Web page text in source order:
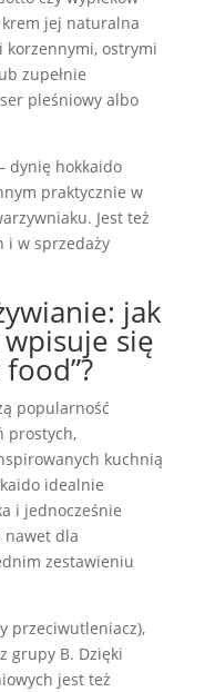
jej naturalna
korzennymi, ostrymi
zupełnie
pleśniowy albo
dynię hokkaido
praktycznie w
Jest też
i w sprzedaży
jak
się
popularność
prostych,
kuchnią
idealnie
i jednocześnie
nawet dla
zestawieniu
przeciwutleniacz),
grupy B. Dzięki
jest też